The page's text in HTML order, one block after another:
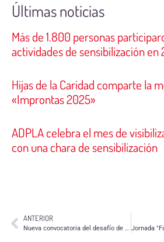
Últimas noticias
Más de 1.800 personas
actividades de sensibilización en
Hijas de la Caridad comparte la
«Improntas 2025»
ADPLA celebra el mes de
con una chara de sensibilización
ANTERIOR
Nueva convocatoria del desafío de Talento Solidario de la Fundación Botín